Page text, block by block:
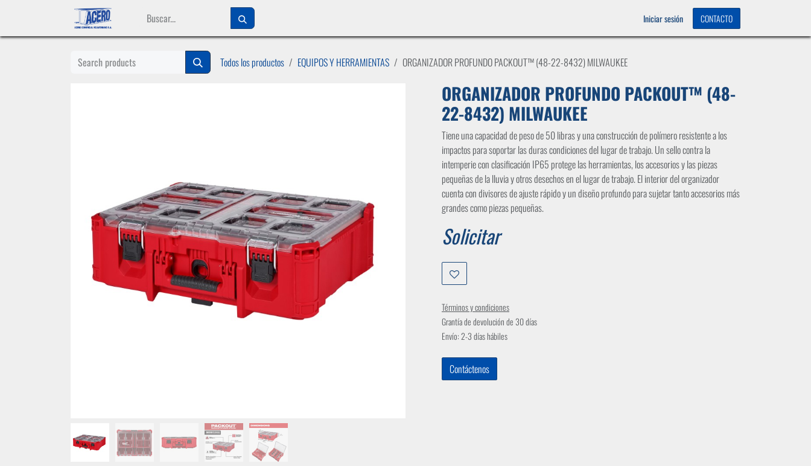
Iniciar sesión CONTACTO
Todos los productos EQUIPOS Y HERRAMIENTAS ORGANIZADOR PROFUNDO PACKOUT™ (48-22-8432) MILWAUKEE
ORGANIZADOR PROFUNDO PACKOUT™ (48-
22-8432) MILWAUKEE
Tiene una capacidad de peso de 50 libras y una construcción de polímero resistente a los
impactos para soportar las duras condiciones del lugar de trabajo. Un sello contra la
intemperie con clasificación IP65 protege las herramientas, los accesorios y las piezas
pequeñas de la lluvia y otros desechos en el lugar de trabajo. El interior del organizador
cuenta con divisores de ajuste rápido y un diseño profundo para sujetar tanto accesorios más
grandes como piezas pequeñas.
Solicitar
Términos y condiciones
Grantía de devolución de 30 días
Envío: 2-3 días hábiles
Contáctenos